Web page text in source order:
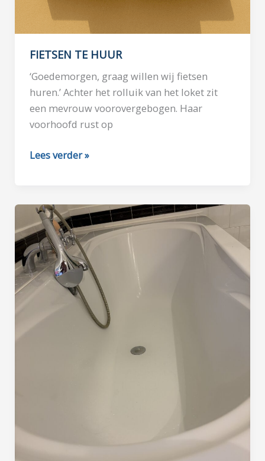
FIETSEN TE HUUR
‘Goedemorgen, graag willen wij fietsen
huren.’ Achter het rolluik van het loket zit
een mevrouw voorovergebogen. Haar
voorhoofd rust op
FIETSEN
Lees verder »